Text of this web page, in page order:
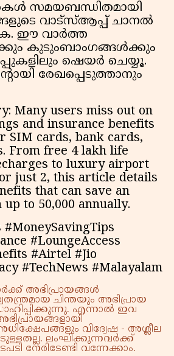
സമയബന്ധിതമായി
വാട്സ്ആപ്പ് ചാനൽ
ഈ വാർത്ത
കുടുംബാംഗങ്ങൾക്കും
ഷെയർ ചെയ്യൂ.
രേഖപ്പെടുത്താനും
Many users miss out on
and insurance benefits
SIM cards, bank cards,
From free ₹4 lakh life
to luxury airport
just ₹2, this article details
that can save an
to ₹50,000 annually.
#LoungeAccess
#Airtel #Jio
#TechNews #Malayalam
അഭിപ്രായങ്ങൾ
ചിന്തയും അഭിപ്രായ
എന്നാൽ ഇവ
വിദ്വേഷ - അശ്ലീല
ലംഘിക്കുന്നവർക്ക്
നേരിടേണ്ടി വന്നേക്കാം.